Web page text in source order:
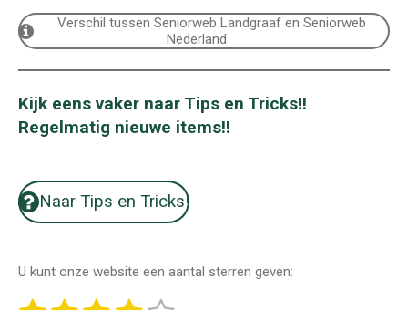
Verschil tussen Seniorweb Landgraaf en Seniorweb
Nederland
Kijk eens vaker naar Tips en Tricks!!
Regelmatig nieuwe items!!
Naar Tips en Tricks!
U kunt onze website een aantal sterren geven:
S